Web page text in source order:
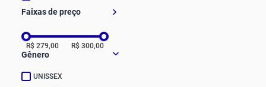
Gênero
UNISSEX
Faixas de preço
R$ 279,00 R$ 300,00